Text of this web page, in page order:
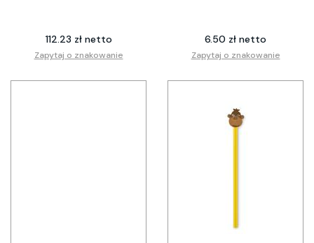
112.23 zł netto
Zapytaj o znakowanie
6.50 zł netto
Zapytaj o znakowanie